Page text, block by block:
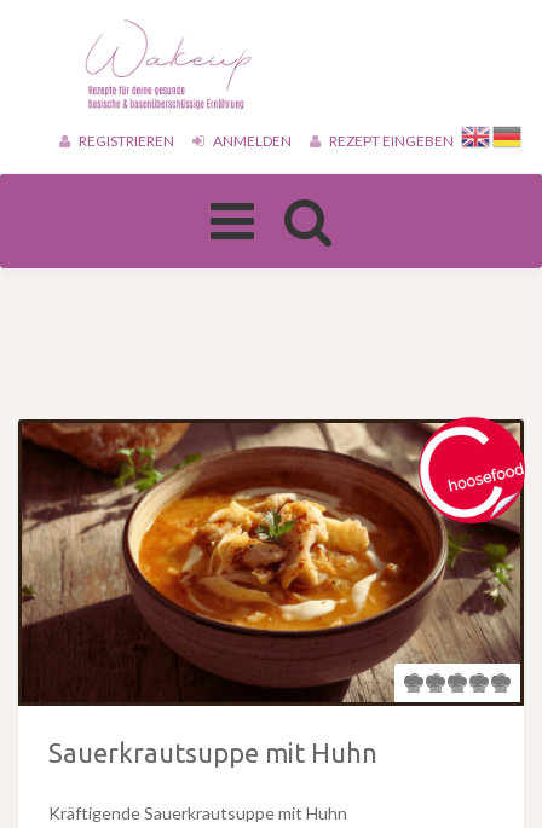
REGISTRIEREN ANMELDEN REZEPT EINGEBEN
Toggle
navigation
Sauerkrautsuppe mit Huhn
Kräftigende Sauerkrautsuppe mit Huhn